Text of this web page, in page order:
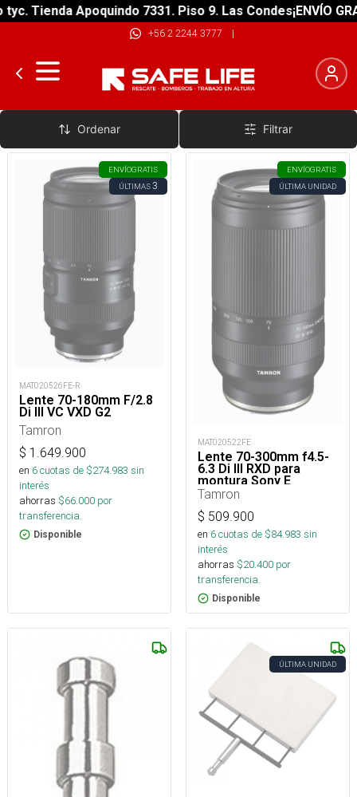
Apoquindo 7331. Piso 9. Las Condes¡ENVÍO
+56 2 2244 3777 |
Accesorios
Ordenar Filtrar
ENVÍOGRATIS
ÚLTIMAS3
MAT020526FE-R
Lente 70-180mm F/2.8
Di III VC VXD G2
Tamron
$ 1.649.900
en 6cuotas de $274.983 sin
interés
ahorras $66.000 por
transferencia.
Disponible
ENVÍOGRATIS
ÚLTIMA UNIDAD
MAT020522FE
Lente 70-300mm f4.5-
6.3 Di III RXD para
montura Sony E
Tamron
$ 509.900
en 6cuotas de $84.983 sin
interés
ahorras $20.400 por
transferencia.
Disponible
ÚLTIMA UNIDAD